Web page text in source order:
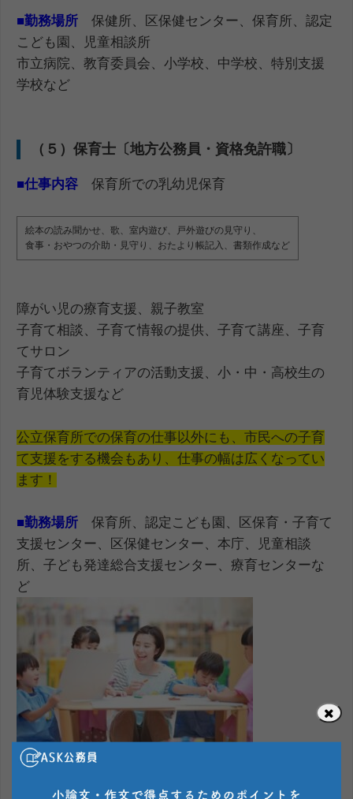
■勤務場所 保健所、区保健センター、保育所、認定
こども園、児童相談所
市立病院、教育委員会、小学校、中学校、特別支援
学校など
（５）保育士〔地方公務員・資格免許職〕
■仕事内容 保育所での乳幼児保育
絵本の読み聞かせ、歌、室内遊び、戸外遊びの見守り、
食事・おやつの介助・見守り、おたより帳記入、書類作成など
障がい児の療育支援、親子教室
子育て相談、子育て情報の提供、子育て講座、子育
てサロン
子育てボランティアの活動支援、小・中・高校生の
育児体験支援など
公立保育所での保育の仕事以外にも、市民への子育
て支援をする機会も あり、仕事の幅は広くなってい
ます！
■勤務場所 保育所、認定こども園、区保育・子育て
支援センター、区保健センター、本庁、児童相談
所、子ども発達総合支援センター、療育センターな
ど